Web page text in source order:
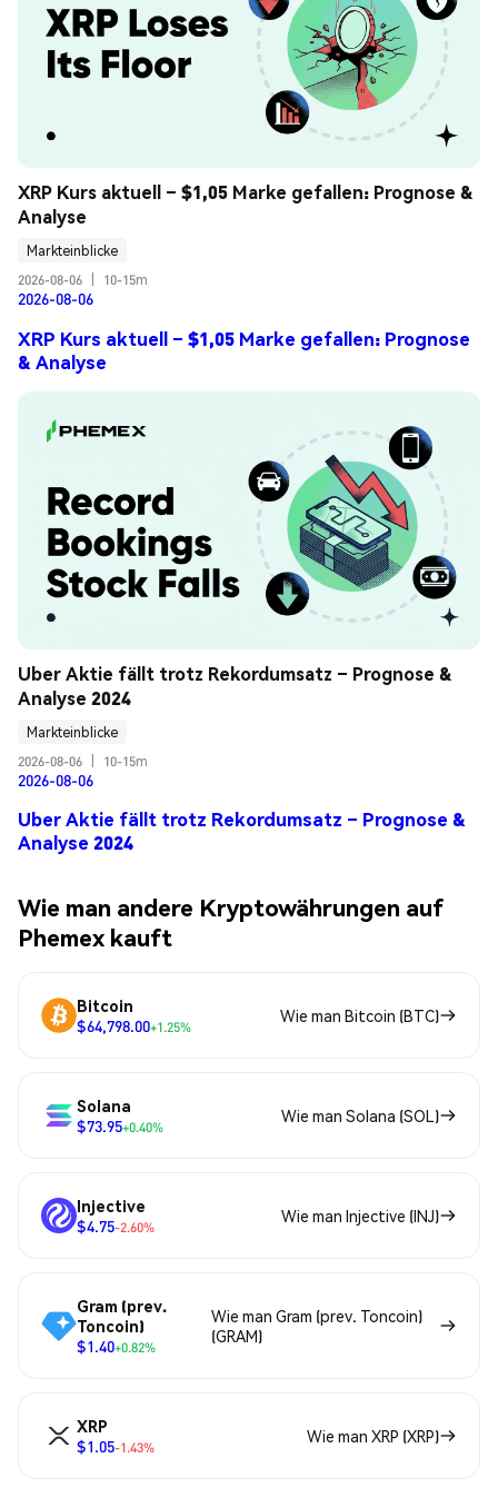
XRP Kurs aktuell – $1,05 Marke gefallen: Prognose &
Analyse
Markteinblicke
2026-08-06
10-15m
2026-08-06
XRP Kurs aktuell – $1,05 Marke gefallen: Prognose
& Analyse
Uber Aktie fällt trotz Rekordumsatz – Prognose &
Analyse 2024
Markteinblicke
2026-08-06
10-15m
2026-08-06
Uber Aktie fällt trotz Rekordumsatz – Prognose &
Analyse 2024
Wie man andere Kryptowährungen auf
Phemex kauft
Bitcoin
$64,798.00+1.25%
Wie man Bitcoin (BTC)
Solana
$73.95+0.40%
Wie man Solana (SOL)
Injective
$4.75-2.60%
Wie man Injective (INJ)
Gram (prev.
Toncoin)
$1.40+0.82%
Wie man Gram (prev. Toncoin)
(GRAM)
XRP
$1.05-1.43%
Wie man XRP (XRP)